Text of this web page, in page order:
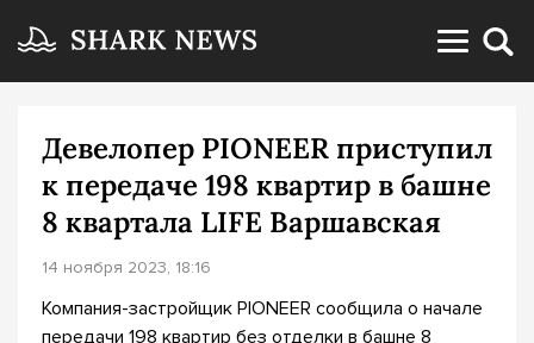
Девелопер PIONEER приступил
к передаче 198 квартир в башне
8 квартала LIFE Варшавская
14 ноября 2023, 18:16
Компания-застройщик PIONEER сообщила о начале
передачи 198 квартир без отделки в башне 8